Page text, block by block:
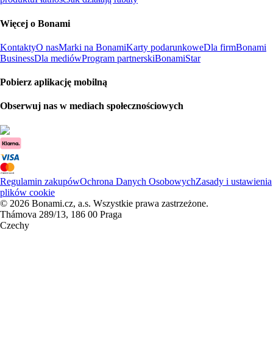
Więcej o Bonami
KontaktyO nasMarki na BonamiKarty podarunkoweDla firmBonami
BusinessDla mediówProgram partnerskiBonamiStar
Pobierz aplikację mobilną
Obserwuj nas w mediach społecznościowych
Regulamin zakupówOchrona Danych OsobowychZasady i ustawienia
plików cookie
© 2026 Bonami.cz, a.s. Wszystkie prawa zastrzeżone.
Thámova 289/13, 186 00 Praga
Czechy